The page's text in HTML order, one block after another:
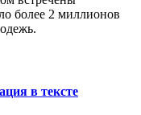
более 2 миллионов
в тексте